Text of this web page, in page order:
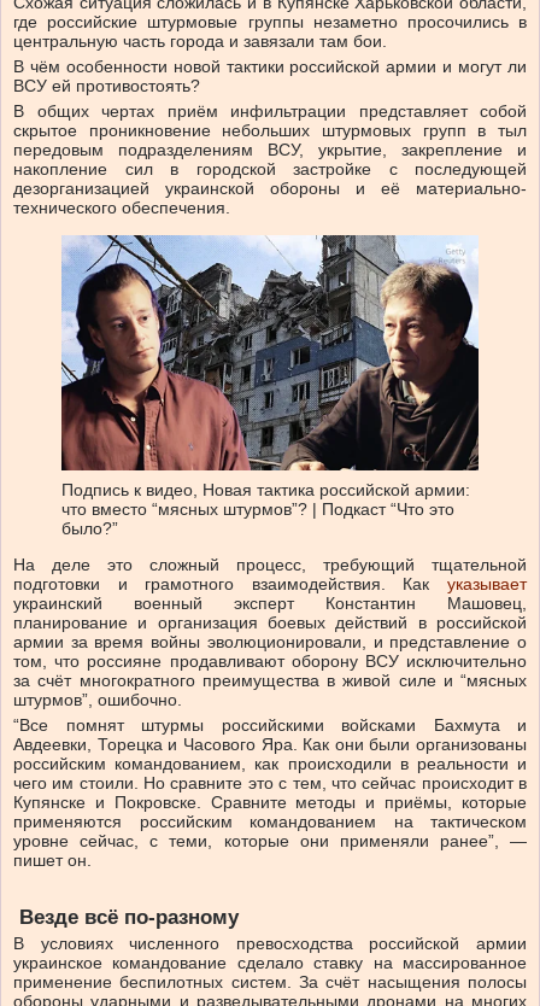
где российские штурмовые группы незаметно просочились в
центральную часть города и завязали там бои.
В чём особенности новой тактики российской армии и могут ли
ВСУ ей противостоять?
В общих чертах приём инфильтрации представляет собой
скрытое проникновение небольших штурмовых групп в тыл
передовым подразделениям ВСУ, укрытие, закрепление и
накопление сил в городской застройке с последующей
дезорганизацией украинской обороны и её материально-
технического обеспечения.
Подпись к видео, Новая тактика российской армии:
что вместо “мясных штурмов”? | Подкаст “Что это
было?”
На деле это сложный процесс, требующий тщательной
подготовки и грамотного взаимодействия. Как указывает
украинский военный эксперт Константин Машовец,
планирование и организация боевых действий в российской
армии за время войны эволюционировали, и представление о
том, что россияне продавливают оборону ВСУ исключительно
за счёт многократного преимущества в живой силе и “мясных
штурмов”, ошибочно.
“Все помнят штурмы российскими войсками Бахмута и
Авдеевки, Торецка и Часового Яра. Как они были организованы
российским командованием, как происходили в реальности и
чего им стоили. Но сравните это с тем, что сейчас происходит в
Купянске и Покровске. Сравните методы и приёмы, которые
применяются российским командованием на тактическом
уровне сейчас, с теми, которые они применяли ранее”, —
пишет он.
Везде всё по-разному
В условиях численного превосходства российской армии
украинское командование сделало ставку на массированное
применение беспилотных систем. За счёт насыщения полосы
обороны ударными и разведывательными дронами на многих